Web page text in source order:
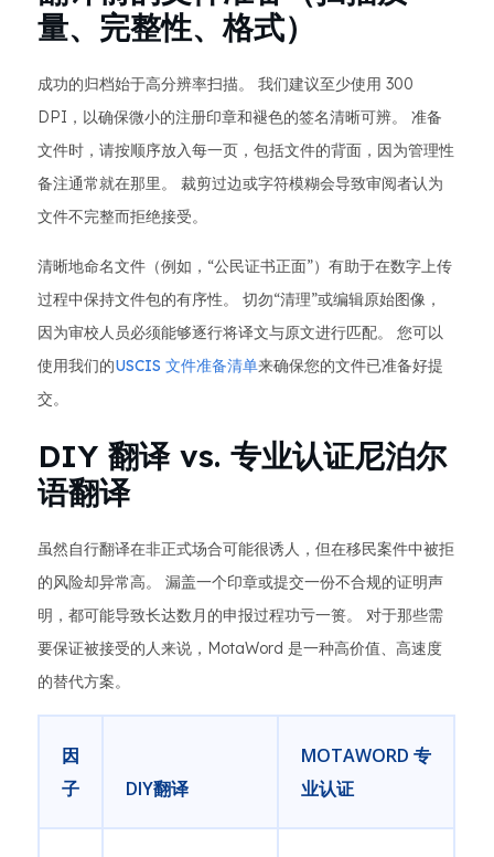
量、完整性、格式）
成功的归档始于高分辨率扫描。 我们建议至少使用 300
DPI，以确保微小的注册印章和褪色的签名清晰可辨。 准备
文件时，请按顺序放入每一页，包括文件的背面，因为管理性
备注通常就在那里。 裁剪过边或字符模糊会导致审阅者认为
文件不完整而拒绝接受。
清晰地命名文件（例如，“公民证书正面”）有助于在数字上传
过程中保持文件包的有序性。 切勿“清理”或编辑原始图像，
因为审校人员必须能够逐行将译文与原文进行匹配。 您可以
使用我们的USCIS 文件准备清单来确保您的文件已准备好提
交。
DIY 翻译 vs. 专业认证尼泊尔
语翻译
虽然自行翻译在非正式场合可能很诱人，但在移民案件中被拒
的风险却异常高。 漏盖一个印章或提交一份不合规的证明声
明，都可能导致长达数月的申报过程功亏一篑。 对于那些需
要保证被接受的人来说，MotaWord 是一种高价值、高速度
的替代方案。
因
子
DIY翻译
MOTAWORD 专
业认证